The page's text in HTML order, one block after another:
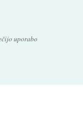
uporabo